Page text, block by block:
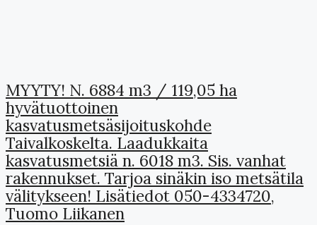
MYYTY! N. 6884 m3 / 119,05 ha
hyvätuottoinen
kasvatusmetsäsijoituskohde
Taivalkoskelta. Laadukkaita
kasvatusmetsiä n. 6018 m3. Sis. vanhat
rakennukset. Tarjoa sinäkin iso metsätila
välitykseen! Lisätiedot 050-4334720,
Tuomo Liikanen